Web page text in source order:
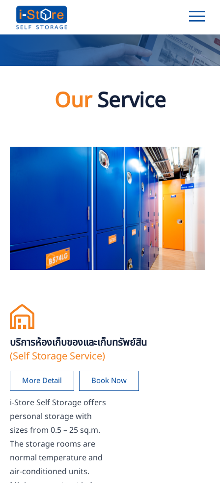
OurService
บริการห้องเก็บของและเก็บทรัพย์สิน
(Self Storage Service)
More Detail Book Now
i-Store Self Storage offers
personal storage with
sizes from 0.5 – 25 sq.m.
The storage rooms are
normal temperature and
air-conditioned units.